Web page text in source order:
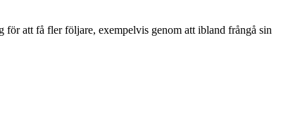
för att få fler följare, exempelvis genom att ibland frångå sin